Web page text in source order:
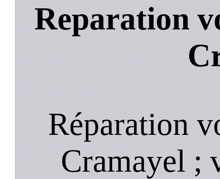
Reparation
Réparation
Cramayel ;